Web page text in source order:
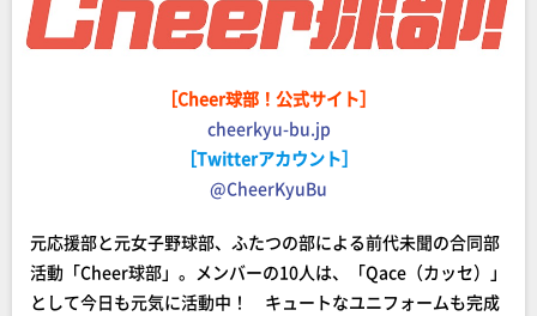
［Cheer球部！公式サイト］
cheerkyu-bu.jp
［Twitterアカウント］
@CheerKyuBu
元応援部と元女子野球部、ふたつの部による前代未聞の合同部
活動「Cheer球部」。メンバーの10人は、「Qace（カッセ）」
として今日も元気に活動中！ キュートなユニフォームも完成